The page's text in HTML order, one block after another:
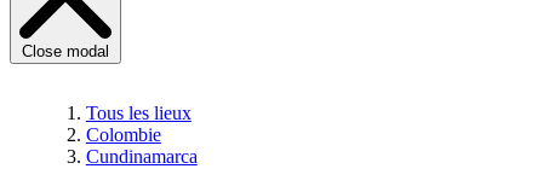
Close modal
Tous les lieux
Colombie
Cundinamarca